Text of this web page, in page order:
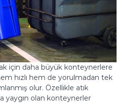
için daha büyük konteynerlere
hızlı hem de yorulmadan tek
olur. Özellikle atık
yaygın olan konteynerler